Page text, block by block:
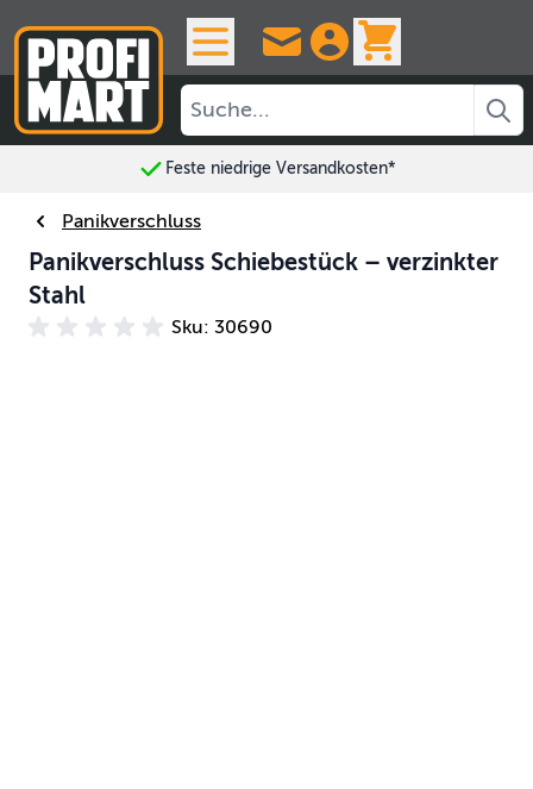
Feste niedrige Versandkosten*
Panikverschluss
Panikverschluss Schiebestück – verzinkter
Stahl
Sku: 30690